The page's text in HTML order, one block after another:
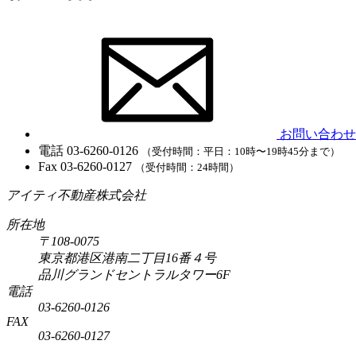
お問い合わ
電話 03-6260-0126 （受付時間：平日：10時〜19時45分まで）
Fax 03-6260-0127 （受付時間：24時間）
アイティ不動産株式会社
所在地
〒108-0075
東京都港区港南二丁目16番４号
品川グランドセントラルタワー6F
電話
03-6260-0126
FAX
03-6260-0127